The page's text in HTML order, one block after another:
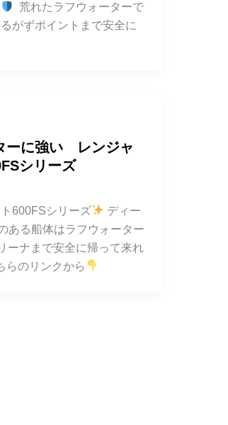
荒れたラフウォーターで
がずポイントまで安全に
ーに強い レンジャ
シリーズ
600FSシリーズ
ディー
ある船体はラフウォーター
ーナまで安全に帰って来れ
らのリンクから